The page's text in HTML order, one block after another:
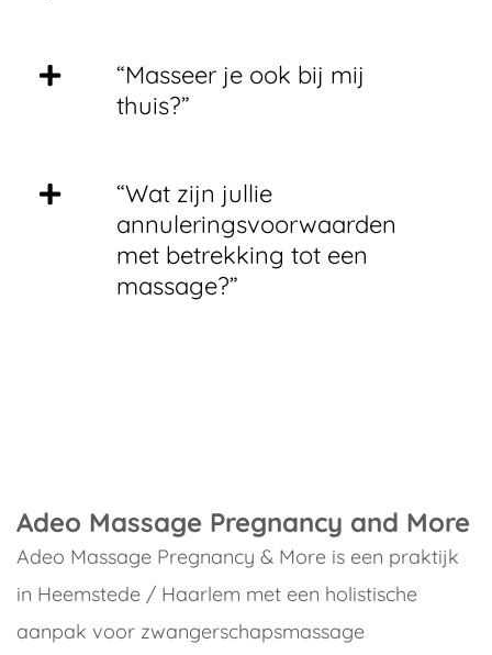
“Masseer je ook bij mij
thuis?”
“Wat zijn jullie
annuleringsvoorwaarden
met betrekking tot een
massage?”
Adeo Massage Pregnancy and More
Adeo Massage Pregnancy & More is een praktijk
in Heemstede / Haarlem met een holistische
aanpak voor zwangerschapsmassage